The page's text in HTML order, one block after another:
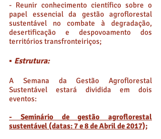
- Reunir conhecimento científico sobre o
papel essencial da gestão agroflorestal
sustentável no combate à degradação,
desertificação e despovoamento dos
territórios transfronteiriços;
▪ Estrutura:
A Semana da Gestão Agroflorestal
Sustentável estará dividida em dois
eventos:
- Seminário de gestão agroflorestal
sustentável (datas: 7 e 8 de Abril de 2017);